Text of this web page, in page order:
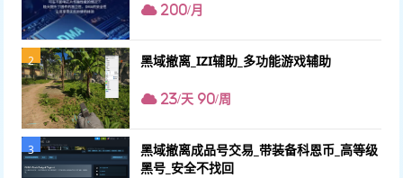
200/月
2 黑域撤离_IZI辅助_多功能游戏辅助
23/天 90/周
3
黑域撤离成品号交易_带装备科恩币_高等级
黑号_安全不找回